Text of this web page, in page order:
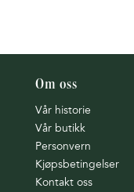
Om oss
Vår historie
Vår butikk
Personvern
Kjøpsbetingelser
Kontakt oss